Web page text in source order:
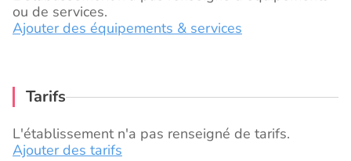
ou de services.
Ajouter des équipements & services
Tarifs
L'établissement n'a pas renseigné de tarifs.
Ajouter des tarifs